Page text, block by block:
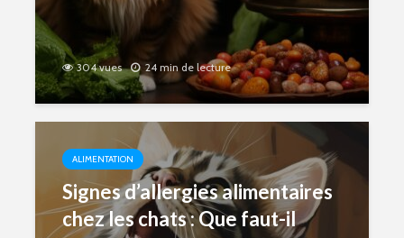
304 vues 24 min de lecture
ALIMENTATION
Signes d’allergies alimentaires
chez les chats : Que faut-il